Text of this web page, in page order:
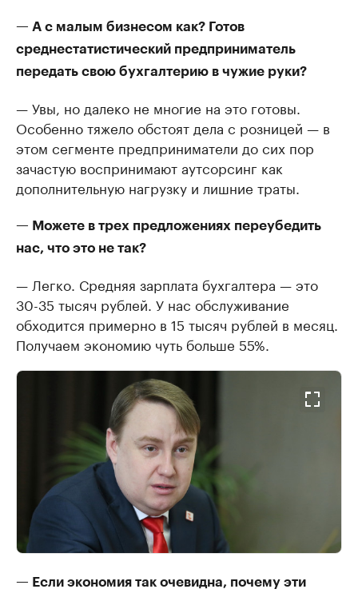
— А с малым бизнесом как? Готов
среднестатистический предприниматель
передать свою бухгалтерию в чужие руки?
— Увы, но далеко не многие на это готовы.
Особенно тяжело обстоят дела с розницей — в
этом сегменте предприниматели до сих пор
зачастую воспринимают аутсорсинг как
дополнительную нагрузку и лишние траты.
— Можете в трех предложениях переубедить
нас, что это не так?
— Легко. Средняя зарплата бухгалтера — это
30-35 тысяч рублей. У нас обслуживание
обходится примерно в 15 тысяч рублей в месяц.
Получаем экономию чуть больше 55%.
— Если экономия так очевидна, почему эти